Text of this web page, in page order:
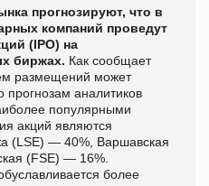
прогнозируют, что в
компаний проведут
(IPO) на
биржах. Как сообщает
размещений может
прогнозам аналитиков
популярными
акций являются
(LSE) — 40%, Варшавская
(FSE) — 16%.
более